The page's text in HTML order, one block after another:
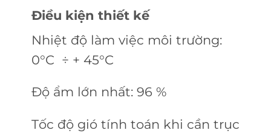
Điều kiện thiết kế
Nhiệt độ làm việc môi trường:
0°C ÷ + 45°C
Độ ẩm lớn nhất: 96 %
Tốc độ gió tính toán khi cần trục